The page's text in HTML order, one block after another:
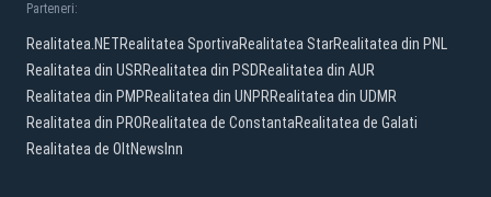
Parteneri:
Realitatea.NETRealitatea SportivaRealitatea StarRealitatea din PNL
Realitatea din USRRealitatea din PSDRealitatea din AUR
Realitatea din PMPRealitatea din UNPRRealitatea din UDMR
Realitatea din PRORealitatea de ConstantaRealitatea de Galati
Realitatea de OltNewsInn